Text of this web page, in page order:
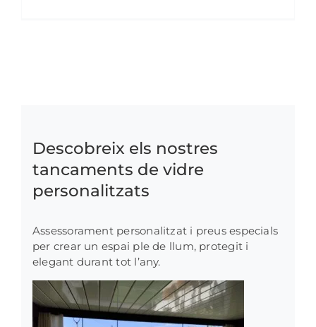
Descobreix els nostres
tancaments de vidre
personalitzats
Assessorament personalitzat i preus especials
per crear un espai ple de llum, protegit i
elegant durant tot l’any.